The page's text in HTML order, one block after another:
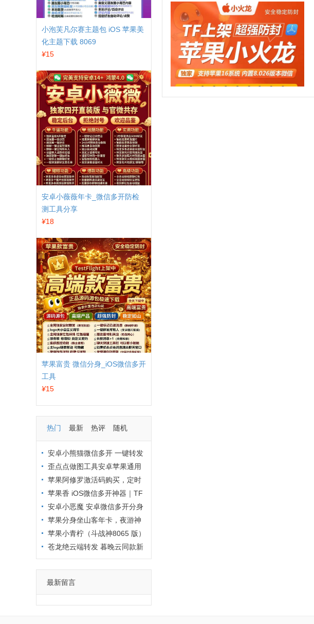
小泡芙凡尔赛主题包 iOS 苹果美
化主题下载 8069
¥15
安卓小薇薇年卡_微信多开防检
测工具分享
¥18
苹果富贵 微信分身_iOS微信多开
工具
¥15
热门 最新 热评 随机
安卓小熊猫微信多开 一键转发
万群转播，微商营销神器
歪点点做图工具安卓苹果通用
下载指引
苹果阿修罗激活码购买，定时
发圈助力微商
苹果香 iOS微信多开神器｜TF
直装兑换码下载 支持多开分身
安卓小恶魔 安卓微信多开分身
神器 支持万群转播
苹果分身坐山客年卡，夜游神
新品苹果小青柠（斗战神8065 版）
8.0.56使用概览
苍龙绝云端转发 暮晚云同款新
品登录地址
最新留言